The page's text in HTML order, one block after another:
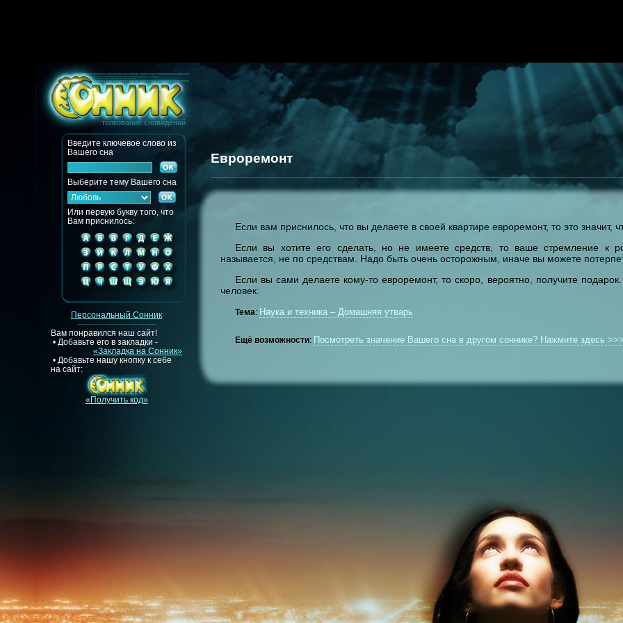
толкование сновидений
Введите ключевое слово из
Вашего сна
Выберите тему Вашего сна
Или первую букву того, что
Вам приснилось:
Персональный Сонник
Вам понравился наш сайт!
• Добавьте его в закладки -
«Закладка на Сонник»
• Добавьте нашу кнопку к себе
на сайт:
«Получить код»
Евроремонт
Если вам приснилось, что вы делаете в своей квартире евроремонт, то это значит,
Если вы хотите его сделать, но не имеете средств, то ваше стремление к
называется, не по средствам. Надо быть очень осторожным, иначе вы можете
Если вы сами делаете кому-то евроремонт, то скоро, вероятно, получите
человек.
Тема: Наука и техника – Домашняя утварь
Ещё возможности: Посмотреть значение Вашего сна в другом соннике? Нажмите здесь